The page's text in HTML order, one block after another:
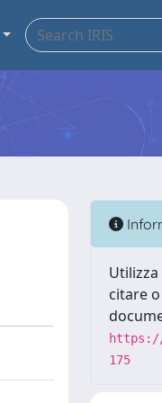
citare
https://
175